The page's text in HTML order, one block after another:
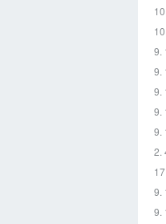
9.
9.
9.
9.
9.
2.
9.
9.